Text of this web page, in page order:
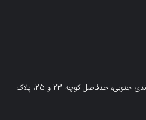
تهران، ونک، خیابان گاندی جنوبی، حدفاصل کوچه 23 و 25، پلاک